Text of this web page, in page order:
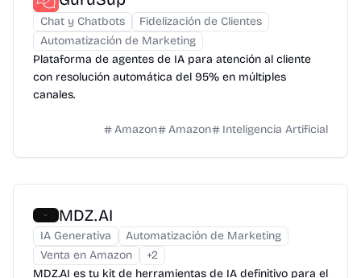
Chat y Chatbots
Fidelización de Clientes
Automatización de Marketing
Plataforma de agentes de IA para atención al cliente
con resolución automática del 95% en múltiples
canales.
Amazon Amazon Inteligencia Artificial
MDZ.AI
IA Generativa
Automatización de Marketing
Venta en Amazon
+2
MDZ.AI es tu kit de herramientas de IA definitivo para el